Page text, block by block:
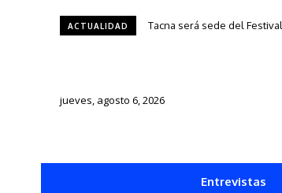
ACTUALIDAD Tacna será sede del Festival
Una silla, una historia y
jueves, agosto 6, 2026
Entrevistas